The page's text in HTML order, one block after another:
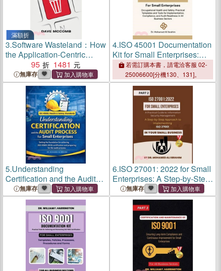
滿額折
3.Software Wasteland：How
the Application-Centric
Mindset is Hobbling our
Enterprises
95 1481
無庫存
4.ISO 45001 Documentation
Kit for Small Enterprises:
Occupational Health and
Safety: Practical Templates
and Tools for
Implementation,
Compliance, and A
若需訂購本書，請電洽客服 02-
25006600[分機130、131]。
5.Understanding
Certification and the Audit
Process for Small
Enterprises: Setting the
foundation for achieving ISO
45001:2018 certification and
無庫存
6.ISO 27001: 2022 for Small
Enterprises: A Step-by-Step
Approach to Implementing
ISO 27001 in Your Small
Business
無庫存